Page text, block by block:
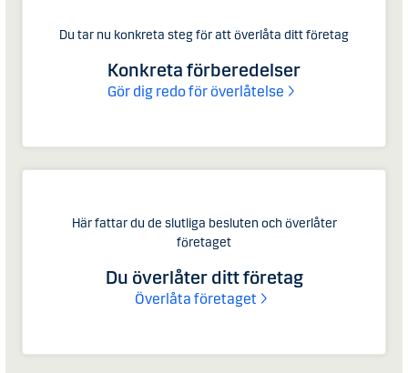
Du tar nu konkreta steg för att överlåta ditt företag
Konkreta förberedelser
Gör dig redo för överlåtelse
Här fattar du de slutliga besluten och överlåter
företaget
Du överlåter ditt företag
Överlåta företaget